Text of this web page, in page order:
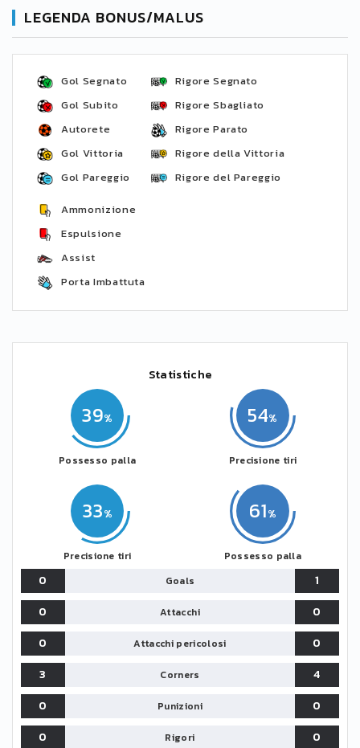
LEGENDA BONUS/MALUS
Gol Segnato
Gol Subito
Autorete
Gol Vittoria
Gol Pareggio
Rigore Segnato
Rigore Sbagliato
Rigore Parato
Rigore della Vittoria
Rigore del Pareggio
Ammonizione
Espulsione
Assist
Porta Imbattuta
Statistiche
39
Possesso palla
33
Precisione tiri
61
Possesso palla
54
Precisione tiri
0 Goals
1
0
Attacchi
0
0
Attacchi pericolosi
0
3
Corners
4
0
Punizioni
0
0
Rigori 0